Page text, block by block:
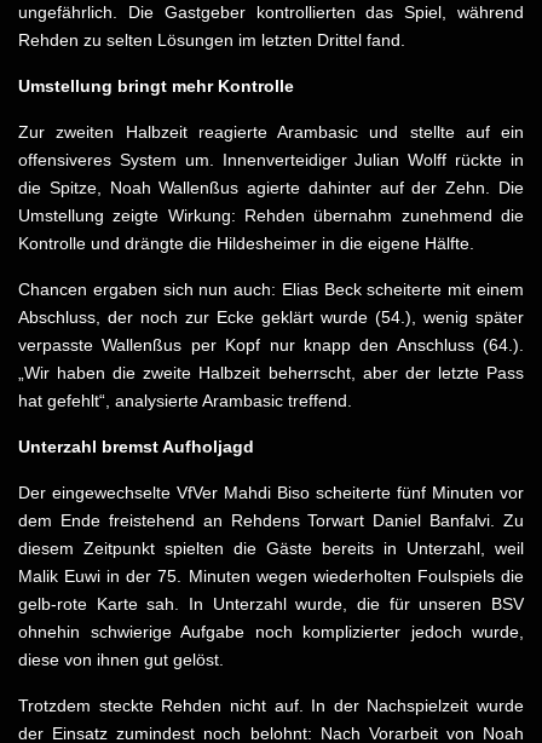
ungefährlich. Die Gastgeber kontrollierten das Spiel, während
Rehden zu selten Lösungen im letzten Drittel fand.
Umstellung bringt mehr Kontrolle
Zur zweiten Halbzeit reagierte Arambasic und stellte auf ein
offensiveres System um. Innenverteidiger Julian Wolff rückte in
die Spitze, Noah Wallenßus agierte dahinter auf der Zehn. Die
Umstellung zeigte Wirkung: Rehden übernahm zunehmend die
Kontrolle und drängte die Hildesheimer in die eigene Hälfte.
Chancen ergaben sich nun auch: Elias Beck scheiterte mit einem
Abschluss, der noch zur Ecke geklärt wurde (54.), wenig später
verpasste Wallenßus per Kopf nur knapp den Anschluss (64.).
„Wir haben die zweite Halbzeit beherrscht, aber der letzte Pass
hat gefehlt“, analysierte Arambasic treffend.
Unterzahl bremst Aufholjagd
Der eingewechselte VfVer Mahdi Biso scheiterte fünf Minuten vor
dem Ende freistehend an Rehdens Torwart Daniel Banfalvi. Zu
diesem Zeitpunkt spielten die Gäste bereits in Unterzahl, weil
Malik Euwi in der 75. Minuten wegen wiederholten Foulspiels die
gelb-rote Karte sah. In Unterzahl wurde, die für unseren BSV
ohnehin schwierige Aufgabe noch komplizierter jedoch wurde,
diese von ihnen gut gelöst.
Trotzdem steckte Rehden nicht auf. In der Nachspielzeit wurde
der Einsatz zumindest noch belohnt: Nach Vorarbeit von Noah